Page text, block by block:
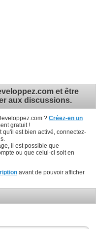
et être
aux discussions.
? Créez-en un
gratuit !
qu'il est bien activé, connectez-
il est possible que
ou que celui-ci soit en
avant de pouvoir afficher